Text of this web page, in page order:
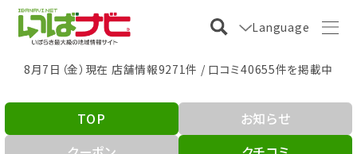
Language
8月7日（金）現在 店舗情報9271件 / 口コミ40655件を掲載中
TOP
お知らせ